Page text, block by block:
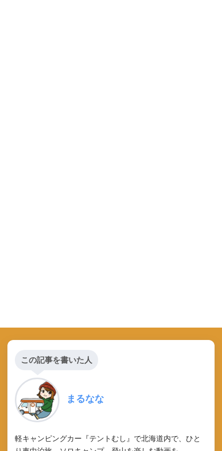
この記事を書いた人
まるなな
軽キャンピングカー『テントむし』で北海道内で、ひと